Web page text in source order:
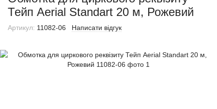
Тейп Aerial Standart 20 м, Рожевий
Артикул: 11082-06 Написати відгук